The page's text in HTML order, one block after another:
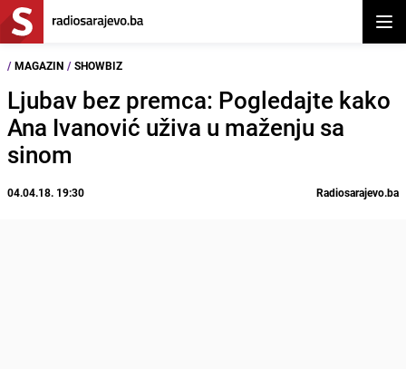
/ MAGAZIN / SHOWBIZ
Ljubav bez premca: Pogledajte kako
Ana Ivanović uživa u maženju sa
sinom
04.04.18. 19:30 Radiosarajevo.ba